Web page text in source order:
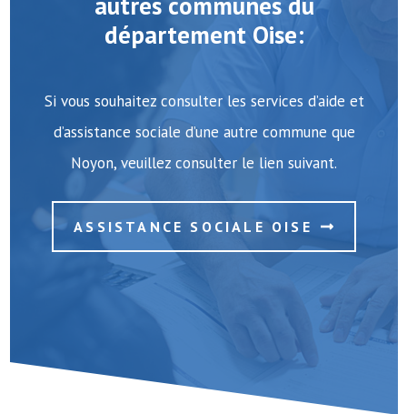
département Oise:
Si vous souhaitez consulter les services d’aide et
d’assistance sociale d’une autre commune que
Noyon, veuillez consulter le lien suivant.
ASSISTANCE SOCIALE OISE